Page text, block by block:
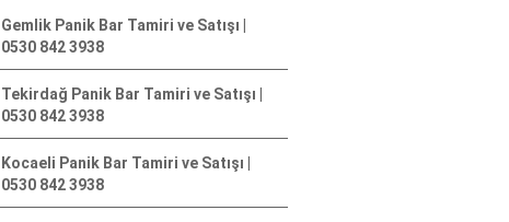
Gemlik Panik Bar Tamiri ve Satışı |
0530 842 3938
Tekirdağ Panik Bar Tamiri ve Satışı |
0530 842 3938
Kocaeli Panik Bar Tamiri ve Satışı |
0530 842 3938